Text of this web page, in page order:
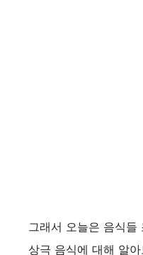
그래서 오늘은 음식들
상극 음식에 대해 알